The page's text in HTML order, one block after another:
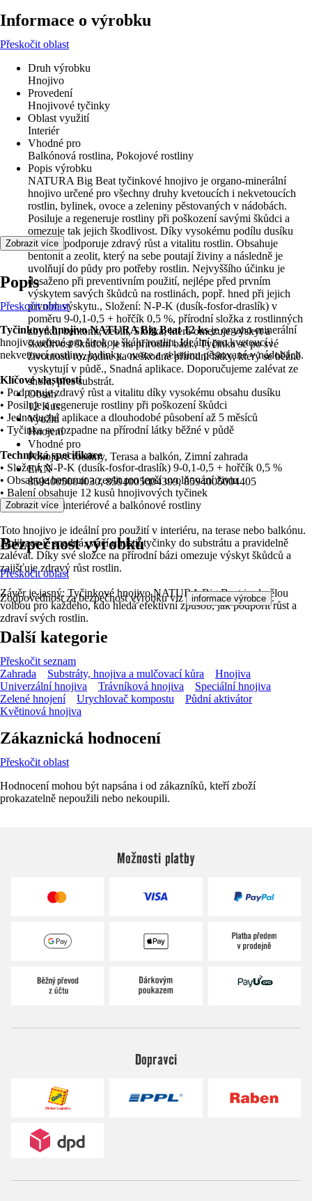
Informace o výrobku
Přeskočit oblast
Druh výrobku
Hnojivo
Provedení
Hnojivové tyčinky
Oblast využití
Interiér
Vhodné pro
Balkónová rostlina, Pokojové rostliny
Popis výrobku
NATURA Big Beat tyčinkové hnojivo je organo-minerální
hnojivo určené pro všechny druhy kvetoucích i nekvetoucích
rostlin, bylinek, ovoce a zeleniny pěstovaných v nádobách.
Posiluje a regeneruje rostliny při poškození savými škůdci a
omezuje tak jejich škodlivost. Díky vysokému podílu dusíku
hnojivo podporuje zdravý růst a vitalitu rostlin. Obsahuje
bentonit a zeolit, který na sebe poutají živiny a následně je
uvolňují do půdy pro potřeby rostlin. Nejvyššího účinku je
dosaženo při preventivním použití, nejlépe před prvním
výskytem savých škůdců na rostlinách, popř. hned při jejich
prvním výskytu., Složení: N-P-K (dusík-fosfor-draslík) v
poměru 9-0,1-0,5 + hořčík 0,5 %, přírodní složka z rostlinných
zbytků, bentonit, zeolit, Složka, která omezuje výskyt a
škodlivost škůdců, je na přírodní bázi., Tyčinka se po své
životnosti rozpadne na neškodné přírodní látky, který se běžně
vyskytují v půdě., Snadná aplikace. Doporučujeme zalévat ze
shora, přes substrát.
Obsah
12 Kus
Využití
Hnojení
Vhodné pro
Pokojové rostliny, Terasa a balkón, Zimní zahrada
EAN
8594005004030, 8594005004399, 8594005004405
Zobrazit více
Popis
Přeskočit oblast
Tyčinkové hnojivo NATURA Big Beat 12 ksje organo-minerální
hnojivo určené pro širokou škálu rostlin. Ideální pro kvetoucí i
nekvetoucí rostliny, bylinky, ovoce a zeleninu pěstované v nádobách.
Klíčové vlastnosti
• Podporuje zdravý růst a vitalitu díky vysokému obsahu dusíku
• Posiluje a regeneruje rostliny při poškození škůdci
• Jednoduchá aplikace a dlouhodobé působení až 5 měsíců
• Tyčinka se rozpadne na přírodní látky běžné v půdě
Technická specifikace
• Složení: N-P-K (dusík-fosfor-draslík) 9-0,1-0,5 + hořčík 0,5 %
• Obsahuje bentonit a zeolit pro lepší uvolňování živin
• Balení obsahuje 12 kusů hnojivových tyčinek
• Vhodné pro interiérové a balkónové rostliny
Toto hnojivo je ideální pro použití v interiéru, na terase nebo balkónu.
Aplikace je snadná, stačí umístit tyčinky do substrátu a pravidelně
zalévat. Díky své složce na přírodní bázi omezuje výskyt škůdců a
zajišťuje zdravý růst rostlin.
Závěr je jasný: Tyčinkové hnojivo NATURA Big Beat je skvělou
volbou pro každého, kdo hledá efektivní způsob, jak podpořit růst a
zdraví svých rostlin.
Zobrazit více
Bezpečnost výrobků
Přeskočit oblast
Zodpovědnost za bezpečnost výrobku viz informace výrobce .
Další kategorie
Přeskočit seznam
Zahrada
Substráty, hnojiva a mulčovací kůra
Hnojiva
Univerzální hnojiva
Trávníková hnojiva
Speciální hnojiva
Zelené hnojení
Urychlovač kompostu
Půdní aktivátor
Květinová hnojiva
Zákaznická hodnocení
Přeskočit oblast
Hodnocení mohou být napsána i od zákazníků, kteří zboží
prokazatelně nepoužili nebo nekoupili.
Možnosti platby
Dopravci